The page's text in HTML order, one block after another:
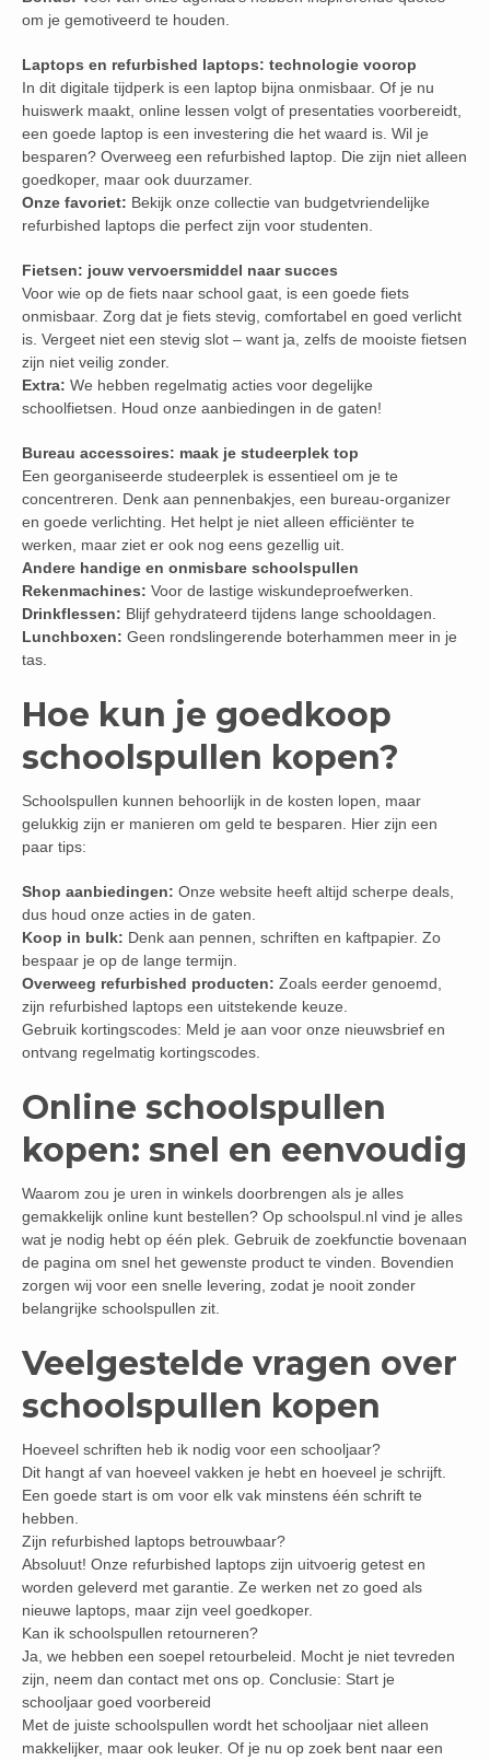
om je gemotiveerd te houden.
Laptops en refurbished laptops: technologie voorop
In dit digitale tijdperk is een laptop bijna onmisbaar. Of je nu
huiswerk maakt, online lessen volgt of presentaties voorbereidt,
een goede laptop is een investering die het waard is. Wil je
besparen? Overweeg een refurbished laptop. Die zijn niet alleen
goedkoper, maar ook duurzamer.
Onze favoriet: Bekijk onze collectie van budgetvriendelijke
refurbished laptops die perfect zijn voor studenten.
Fietsen: jouw vervoersmiddel naar succes
Voor wie op de fiets naar school gaat, is een goede fiets
onmisbaar. Zorg dat je fiets stevig, comfortabel en goed verlicht
is. Vergeet niet een stevig slot – want ja, zelfs de mooiste fietsen
zijn niet veilig zonder.
Extra: We hebben regelmatig acties voor degelijke
schoolfietsen. Houd onze aanbiedingen in de gaten!
Bureau accessoires: maak je studeerplek top
Een georganiseerde studeerplek is essentieel om je te
concentreren. Denk aan pennenbakjes, een bureau-organizer
en goede verlichting. Het helpt je niet alleen efficiënter te
werken, maar ziet er ook nog eens gezellig uit.
Andere handige en onmisbare schoolspullen
Rekenmachines: Voor de lastige wiskundeproefwerken.
Drinkflessen: Blijf gehydrateerd tijdens lange schooldagen.
Lunchboxen: Geen rondslingerende boterhammen meer in je
tas.
Hoe kun je goedkoop
schoolspullen kopen?
Schoolspullen kunnen behoorlijk in de kosten lopen, maar
gelukkig zijn er manieren om geld te besparen. Hier zijn een
paar tips:
Shop aanbiedingen: Onze website heeft altijd scherpe deals,
dus houd onze acties in de gaten.
Koop in bulk: Denk aan pennen, schriften en kaftpapier. Zo
bespaar je op de lange termijn.
Overweeg refurbished producten: Zoals eerder genoemd,
zijn refurbished laptops een uitstekende keuze.
Gebruik kortingscodes: Meld je aan voor onze nieuwsbrief en
ontvang regelmatig kortingscodes.
Online schoolspullen
kopen: snel en eenvoudig
Waarom zou je uren in winkels doorbrengen als je alles
gemakkelijk online kunt bestellen? Op schoolspul.nl vind je alles
wat je nodig hebt op één plek. Gebruik de zoekfunctie bovenaan
de pagina om snel het gewenste product te vinden. Bovendien
zorgen wij voor een snelle levering, zodat je nooit zonder
belangrijke schoolspullen zit.
Veelgestelde vragen over
schoolspullen kopen
Hoeveel schriften heb ik nodig voor een schooljaar?
Dit hangt af van hoeveel vakken je hebt en hoeveel je schrijft.
Een goede start is om voor elk vak minstens één schrift te
hebben.
Zijn refurbished laptops betrouwbaar?
Absoluut! Onze refurbished laptops zijn uitvoerig getest en
worden geleverd met garantie. Ze werken net zo goed als
nieuwe laptops, maar zijn veel goedkoper.
Kan ik schoolspullen retourneren?
Ja, we hebben een soepel retourbeleid. Mocht je niet tevreden
zijn, neem dan contact met ons op. Conclusie: Start je
schooljaar goed voorbereid
Met de juiste schoolspullen wordt het schooljaar niet alleen
makkelijker, maar ook leuker. Of je nu op zoek bent naar een